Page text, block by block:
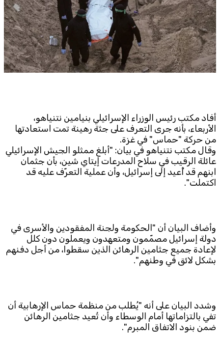
Horoscope
Polls
Jobs
Writers
Legal
Cookies Policy
Subscribe to the newsletter
TTV
© 2025. All Rights Reserved. ByKoein
أفاد مكتب رئيس الوزراء الإسرائيلي بنيامين نتنياهو،
الأربعاء، بأنه جرى التعرف على جثة رهينة تمت استعادتها
من حركة "حماس" في غزة.
وقال مكتب نتنياهو في بيان: "أبلغ ممثلو الجيش الإسرائيلي
عائلة الرقيب في سلاح المدرعات إيتاي شين، بأن جثمان
ابنهم قد أُعيد إلى إسرائيل، وأن عملية التعرّف عليه قد
اكتملت".
وأضاف البيان أن "الحكومة ولجنة المفقودين والأسرى في
دولة إسرائيل مصمّمون ومتعهدون ويعملون دون كلل
لإعادة جميع جثامين الرهائن الذين سقطوا، من أجل دفنهم
بشكل لائق في وطنهم".
وشدد البيان على أنه "يُطلب من منظمة حماس الإرهابية أن
تفي بالتزاماتها أمام الوسطاء وأن تُعيد جثامين الرهائن
ضمن بنود الاتفاق المبرم".